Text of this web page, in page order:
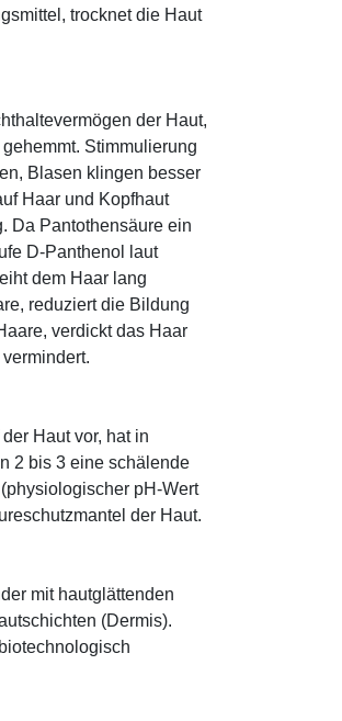
trocknet die Haut
der Haut,
Stimmulierung
Blasen klingen besser
Haar und Kopfhaut
Da Pantothensäure ein
D-Panthenol laut
dem Haar lang
reduziert die Bildung
verdickt das Haar
Haut vor, hat in
2 bis 3 eine schälende
pH-Wert
der Haut.
mit hautglättenden
(Dermis).